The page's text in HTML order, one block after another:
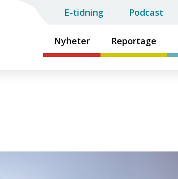
Nyheter Reportage
E-tidning Podcast